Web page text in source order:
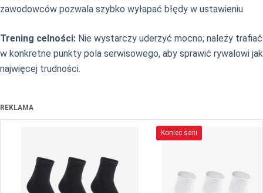
zawodowców pozwala szybko wyłapać błędy w ustawieniu.
Trening celności: Nie wystarczy uderzyć mocno; należy trafiać
w konkretne punkty pola serwisowego, aby sprawić rywalowi jak
najwięcej trudności.
REKLAMA
Koniec serii